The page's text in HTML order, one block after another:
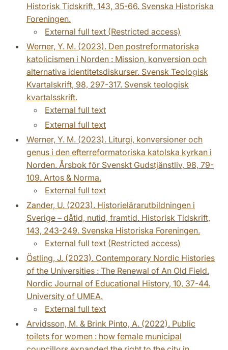
Historisk Tidskrift, 143, 35-66. Svenska Historiska
Foreningen.
External full text (Restricted access)
Werner, Y. M. (2023). Den postreformatoriska
katolicismen i Norden : Mission, konversion och
alternativa identitetsdiskurser. Svensk Teologisk
Kvartalskrift, 98, 297-317. Svensk teologisk
kvartalsskrift.
External full text
External full text
Werner, Y. M. (2023). Liturgi, konversioner och
genus i den efterreformatoriska katolska kyrkan i
Norden. Årsbok för Svenskt Gudstjänstliv, 98, 79-
109. Artos & Norma.
External full text
Zander, U. (2023). Historielärarutbildningen i
Sverige – dåtid, nutid, framtid. Historisk Tidskrift,
143, 243-249. Svenska Historiska Foreningen.
External full text (Restricted access)
Östling, J. (2023). Contemporary Nordic Histories
of the Universities : The Renewal of An Old Field.
Nordic Journal of Educational History, 10, 37-44.
University of UMEA.
External full text
Arvidsson, M. & Brink Pinto, A. (2022). Public
toilets for women : how female municipal